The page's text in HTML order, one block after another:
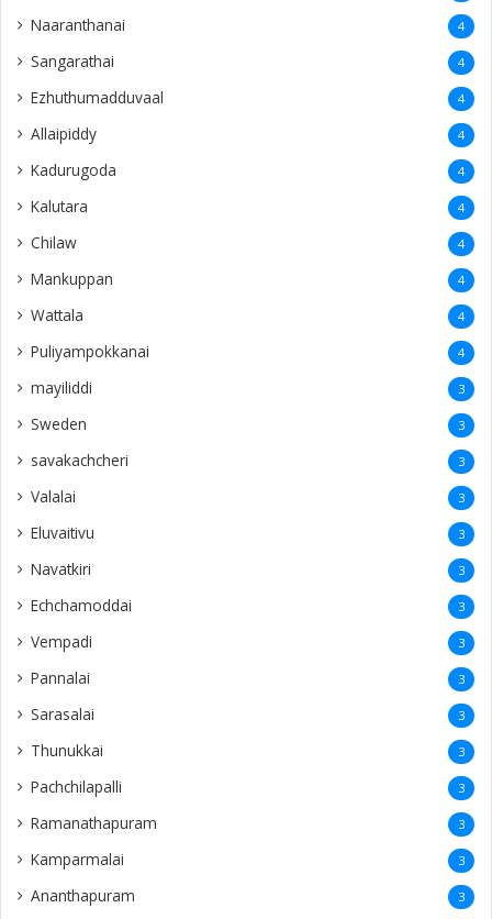
Naaranthanai 4
Sangarathai 4
Ezhuthumadduvaal 4
Allaipiddy 4
Kadurugoda 4
Kalutara 4
Chilaw 4
Mankuppan 4
Wattala 4
Puliyampokkanai 4
mayiliddi 3
Sweden 3
savakachcheri 3
Valalai 3
Eluvaitivu 3
Navatkiri 3
Echchamoddai 3
Vempadi 3
Pannalai 3
Sarasalai 3
Thunukkai 3
Pachchilapalli 3
Ramanathapuram 3
Kamparmalai 3
Ananthapuram 3